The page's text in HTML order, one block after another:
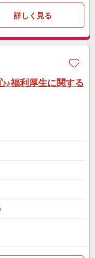
詳しく見る
♪福利厚生に関する